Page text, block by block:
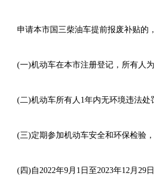
申请本市国三柴油车提前报废补贴的，
(一)机动车在本市注册登记，所有人为
(二)机动车所有人1年内无环境违法处
(三)定期参加机动车安全和环保检验，
(四)自2022年9月1日至2023年12月29